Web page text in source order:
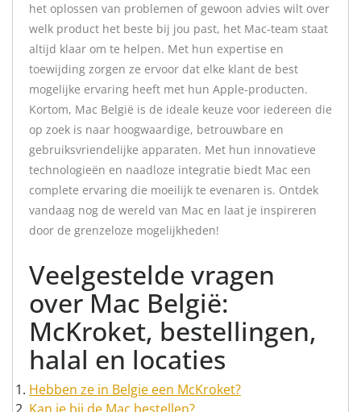
het oplossen van problemen of gewoon advies wilt over
welk product het beste bij jou past, het Mac-team staat
altijd klaar om te helpen. Met hun expertise en
toewijding zorgen ze ervoor dat elke klant de best
mogelijke ervaring heeft met hun Apple-producten.
Kortom, Mac België is de ideale keuze voor iedereen die
op zoek is naar hoogwaardige, betrouwbare en
gebruiksvriendelijke apparaten. Met hun innovatieve
technologieën en naadloze integratie biedt Mac een
complete ervaring die moeilijk te evenaren is. Ontdek
vandaag nog de wereld van Mac en laat je inspireren
door de grenzeloze mogelijkheden!
Veelgestelde vragen
over Mac België:
McKroket, bestellingen,
halal en locaties
Hebben ze in Belgie een McKroket?